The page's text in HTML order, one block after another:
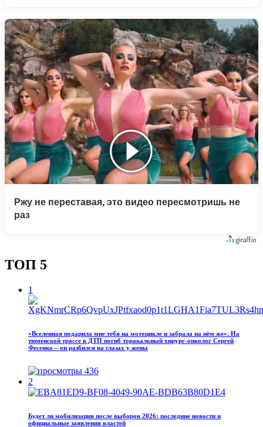
Ржу не переставая, это видео пересмотришь не
раз
ТОП 5
1
«Вселенная подарила мне тебя на мотоцикле и забрала на нём же». На
тюменской трассе в ДТП погиб торакальный хирург-онколог Сергей
Фесенко – он разбился на глазах у жены
436
2
Будет ли мобилизация после выборов 2026: последние новости и
официальные заявления властей